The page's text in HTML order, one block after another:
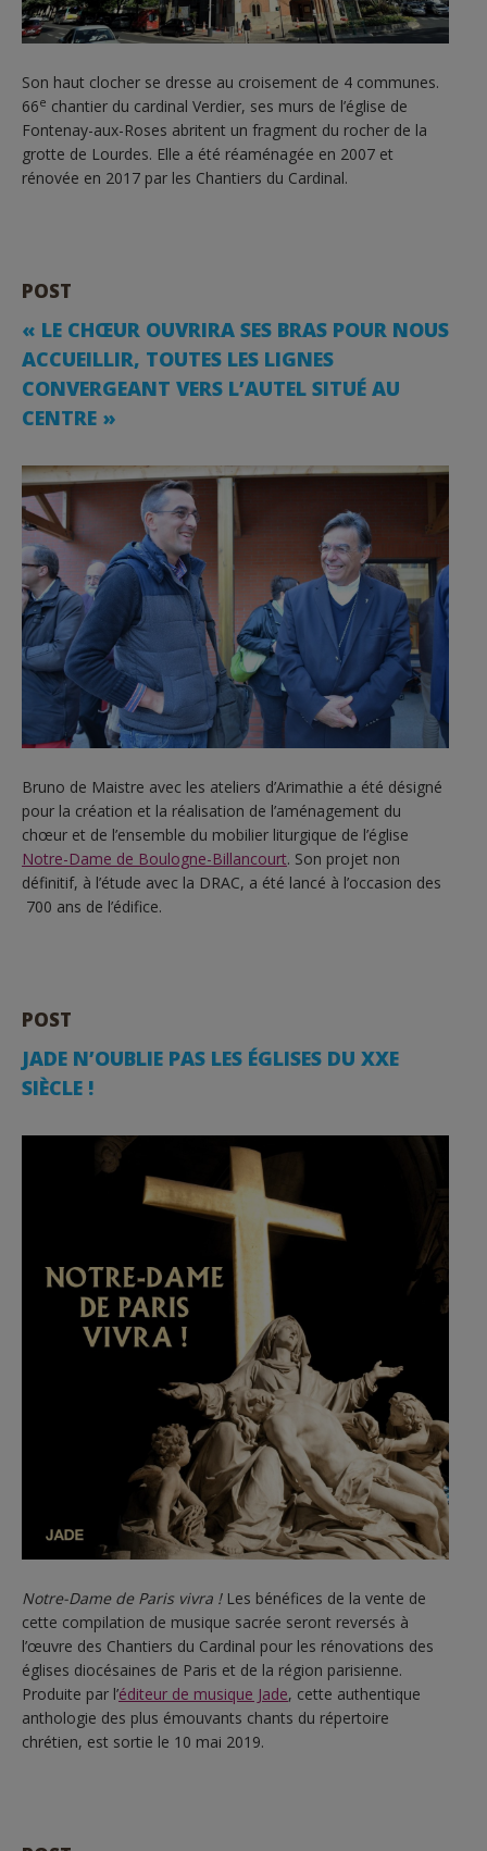
Son haut clocher se dresse au croisement de 4 communes.
66e chantier du cardinal Verdier, ses murs de l’église de
Fontenay-aux-Roses abritent un fragment du rocher de la
grotte de Lourdes. Elle a été réaménagée en 2007 et
rénovée en 2017 par les Chantiers du Cardinal.
POST
« LE CHŒUR OUVRIRA SES BRAS POUR NOUS
ACCUEILLIR, TOUTES LES LIGNES
CONVERGEANT VERS L’AUTEL SITUÉ AU
CENTRE »
Bruno de Maistre avec les ateliers d’Arimathie a été désigné
pour la création et la réalisation de l’aménagement du
chœur et de l’ensemble du mobilier liturgique de l’église
Notre-Dame de Boulogne-Billancourt. Son projet non
définitif, à l’étude avec la DRAC, a été lancé à l’occasion des
700 ans de l’édifice.
POST
JADE N’OUBLIE PAS LES ÉGLISES DU XXE
SIÈCLE !
Notre-Dame de Paris vivra !Les bénéfices de la vente de
cette compilation de musique sacrée seront reversés à
l’œuvre des Chantiers du Cardinal pour les rénovations des
églises diocésaines de Paris et de la région parisienne.
Produite par l’éditeur de musique Jade, cette authentique
anthologie des plus émouvants chants du répertoire
chrétien, est sortie le 10 mai 2019.